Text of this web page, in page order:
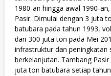
1980-an hingga awal 1990-
Pasir. Dimulai dengan 3 juta
batubara pada tahun 1993,
dari 300 juta ton pada Mei
infrastruktur dan peningkatan
berkelanjutan. Tambang
juta ton batubara setiap